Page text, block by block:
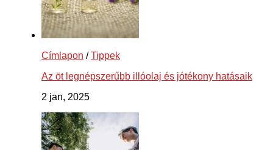
Címlapon /Tippek
Az öt legnépszerűbb illóolaj és jótékony hatásaik
2 jan, 2025